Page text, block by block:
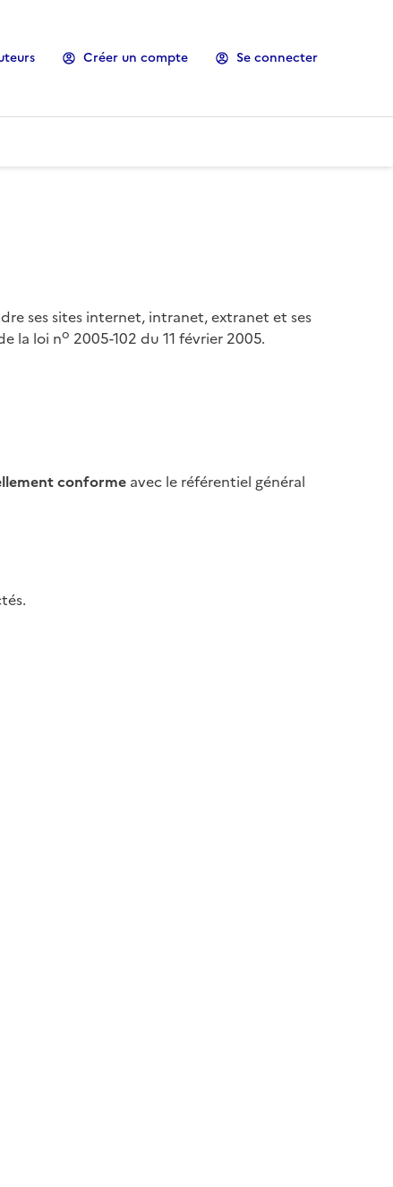
Créer un compte Se connecter
ses sites internet, intranet, extranet et ses
la loi no 2005-102 du 11 février 2005.
conforme avec le référentiel général